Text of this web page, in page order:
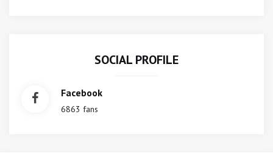
SOCIAL PROFILE
Facebook
6863 fans